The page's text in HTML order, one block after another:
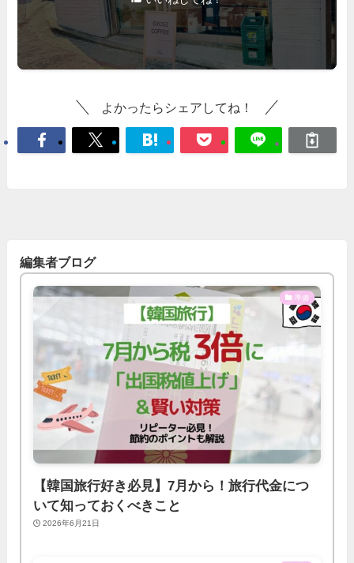
よかったらシェアしてね！
編集者ブログ
準備
【韓国旅行好き必見】7月から！旅行代金につ
いて知っておくべきこと
2026年6月21日